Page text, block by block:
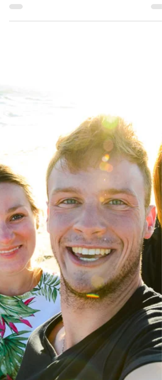
vydali na Madeiru. Něco mi říká, že to
nebyla...